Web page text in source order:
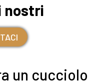
nostri
un cucciolo